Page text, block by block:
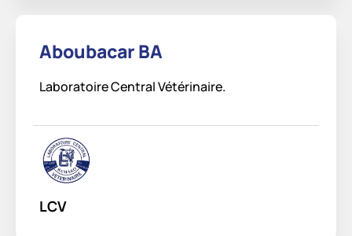
Aboubacar BA
Laboratoire Central Vétérinaire.
LCV